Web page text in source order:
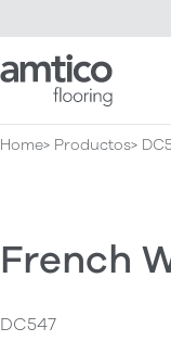
Amtico Flooring
Home Productos
French
DC547